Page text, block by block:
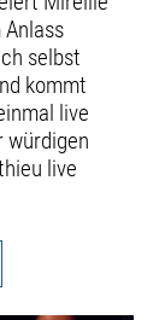
selbst
kommt
live
würdigen
live